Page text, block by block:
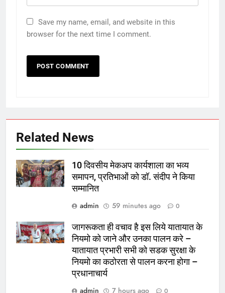
Save my name, email, and website in this
browser for the next time I comment.
Related News
10 दिवसीय मेकअप कार्यशाला का भव्य
समापन, प्रतिभाओं को डॉ. संदीप ने किया
सम्मानित
admin
59 minutes ago 0
जागरूकता ही वचाव है इस लिये यातायात के
नियमो को जाने और उनका पालन करे –
यातायात प्रभारी सभी को सडक सुरक्षा के
नियमो का कठोरता से पालन करना होगा –
प्रधानाचार्य
admin
7 hours ago 0